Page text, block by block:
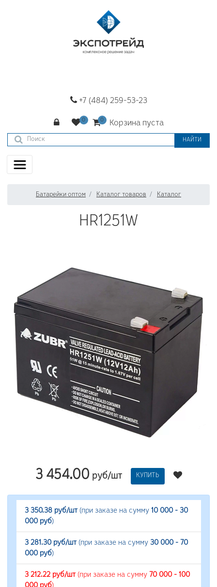
+7 (484) 259-53-23
Корзина пуста
НАЙТИ
Батарейки оптом Каталог товаров Каталог
HR1251W
3 454.00 руб/шт КУПИТЬ
3 350.38 руб/шт(при заказе на сумму 10 000 - 30
000 руб)
3 281.30 руб/шт(при заказе на сумму 30 000 - 70
000 руб)
3 212.22 руб/шт(при заказе на сумму 70 000 - 100
000 руб)